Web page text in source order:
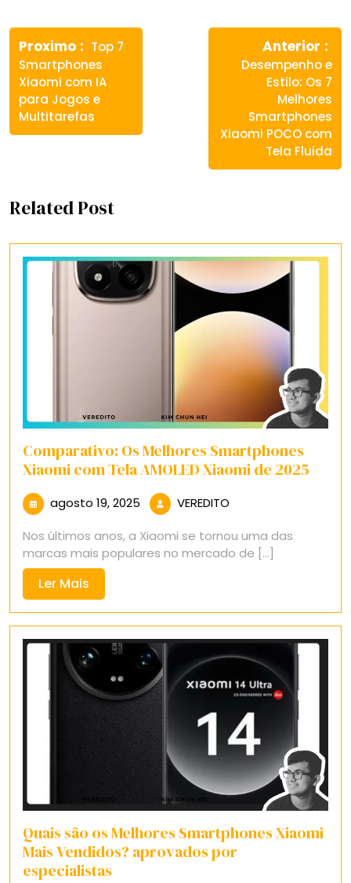
Navegação
de
Post
Proximo
Previous
post:
Top 7
Smartphones
Xiaomi com IA
para Jogos e
Multitarefas
Anterior
Desempenho e
Estilo: Os 7
Melhores
Smartphones
Xiaomi POCO com
Tela Fluida
Related Post
Comparativo: Os Melhores Smartphones
Xiaomi com Tela AMOLED Xiaomi de 2025
agosto 19, 2025 agosto
2025
VEREDITO
Nos últimos anos, a Xiaomi se tornou uma das
marcas mais populares no mercado de [...]
Ler Mais
Mais
Quais são os Melhores Smartphones Xiaomi
Mais Vendidos? aprovados por
especialistas